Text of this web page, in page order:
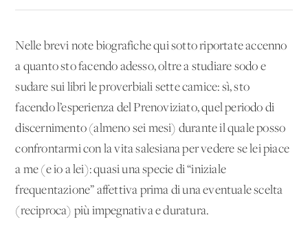
Nelle brevi note biografiche qui sotto riportate accenno
a quanto sto facendo adesso, oltre a studiare sodo e
sudare sui libri le proverbiali sette camice: sì, sto
facendo l’esperienza del Prenoviziato, quel periodo di
discernimento (almeno sei mesi) durante il quale posso
confrontarmi con la vita salesiana per vedere se lei piace
a me (e io a lei): quasi una specie di “iniziale
frequentazione” affettiva prima di una eventuale scelta
(reciproca) più impegnativa e duratura.